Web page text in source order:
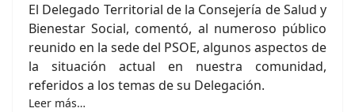
El Delegado Territorial de la Consejería de Salud y
Bienestar Social, comentó, al numeroso público
reunido en la sede del PSOE, algunos aspectos de
la situación actual en nuestra comunidad,
referidos a los temas de su Delegación.
Leer más…